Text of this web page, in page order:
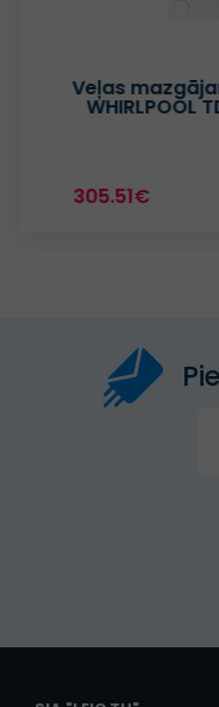
Veļas
WHIRLPOOL
305.51€